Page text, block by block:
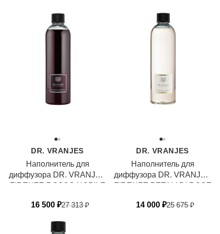
DR. VRANJES
Наполнитель для
диффузора DR. VRANJES
FIRENZE ROSSO NOBILE
16 500 ₽27 313₽
DR. VRANJES
Наполнитель для
диффузора DR. VRANJES
FIRENZE PETALI DI ROSE
14 000 ₽25 675₽